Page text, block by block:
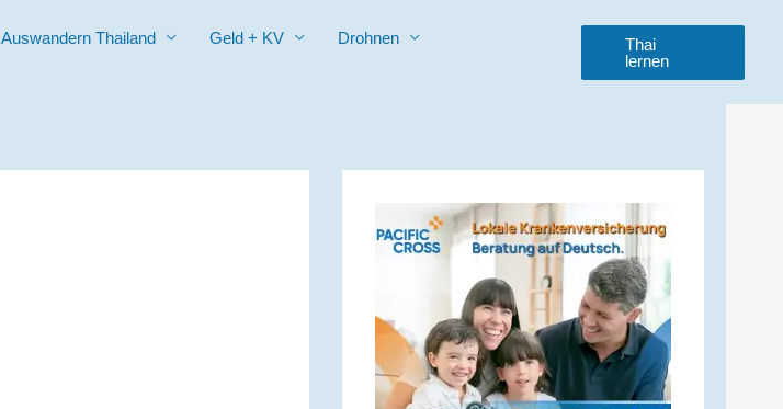
Auswandern Thailand Geld + KV
Drohnen
Thai
lernen